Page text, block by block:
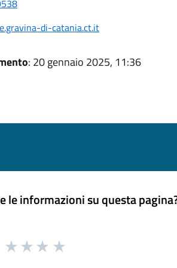
di-catania.ct.it
: 20 gennaio 2025, 11:36
le informazioni su questa